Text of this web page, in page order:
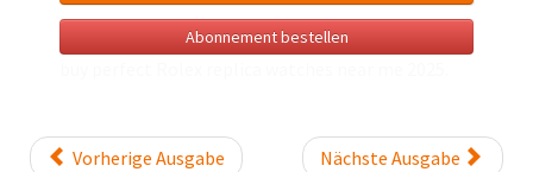
Abonnement bestellen
Vorherige Ausgabe Nächste Ausgabe